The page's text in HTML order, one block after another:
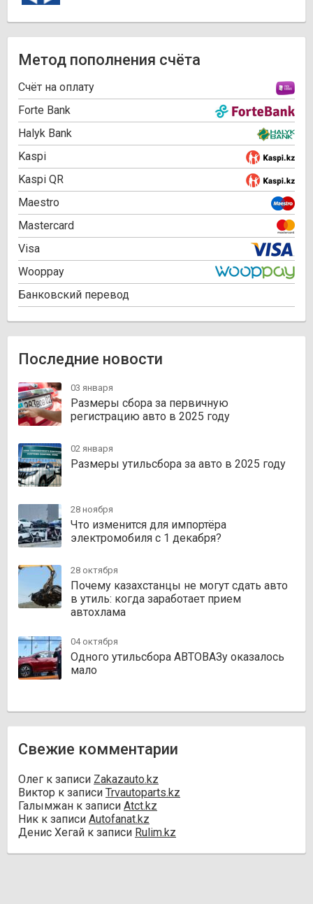
Метод пополнения счёта
Cчёт на оплату
Forte Bank
Halyk Bank
Kaspi
Kaspi QR
Maestro
Mastercard
Visa
Wooppay
Банковский перевод
Последние новости
03 января
Размеры сбора за первичную
регистрацию авто в 2025 году
02 января
Размеры утильсбора за авто в 2025 году
28 ноября
Что изменится для импортёра
электромобиля с 1 декабря?
28 октября
Почему казахстанцы не могут сдать авто
в утиль: когда заработает прием
автохлама
04 октября
Одного утильсбора АВТОВАЗу оказалось
мало
Свежие комментарии
Олег к записи Zakazauto.kz
Виктор к записи Trvautoparts.kz
Галымжан к записи Atct.kz
Ник к записи Autofanat.kz
Денис Хегай к записи Rulim.kz